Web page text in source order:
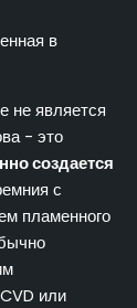
в
не является
- это
создается
с
пламенного
или